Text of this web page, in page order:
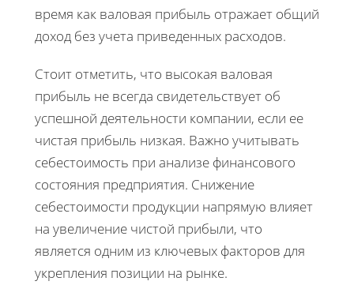
время как валовая прибыль отражает общий
доход без учета приведенных расходов.
Стоит отметить, что высокая валовая
прибыль не всегда свидетельствует об
успешной деятельности компании, если ее
чистая прибыль низкая. Важно учитывать
себестоимость при анализе финансового
состояния предприятия. Снижение
себестоимости продукции напрямую влияет
на увеличение чистой прибыли, что
является одним из ключевых факторов для
укрепления позиции на рынке.